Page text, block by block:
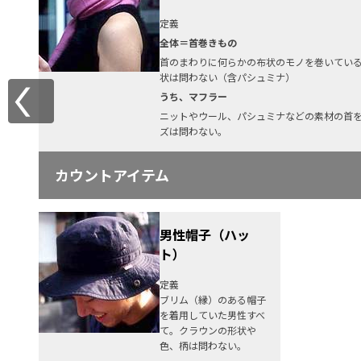
定義
全体＝首巻きもの
首のまわりに何らかの布状のモノを巻いてい
状は問わない（含パシュミナ）
うち、マフラー
ニットやウール、パシュミナなどの素材の首
ズは問わない。
カウントアイテム
男性帽子（ハッ
ト）
定義
ブリム（縁）のある帽子
を着用していた男性すべ
て。クラウンの形状や
色、柄は問わない。